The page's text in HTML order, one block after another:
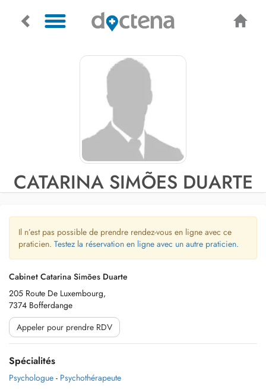
CATARINA SIMÕES DUARTE
Il n’est pas possible de prendre rendez-vous en ligne avec ce
praticien. Testez la réservation en ligne avec un autre praticien.
Cabinet Catarina Simões Duarte
205 Route De Luxembourg,
7374 Bofferdange
Appeler pour prendre RDV
Spécialités
Psychologue - Psychothérapeute